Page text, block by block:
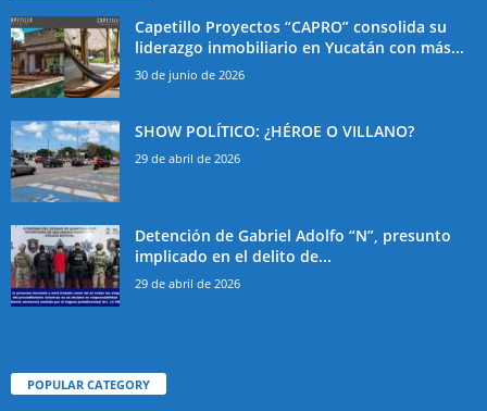
Capetillo Proyectos “CAPRO” consolida su
liderazgo inmobiliario en Yucatán con más...
30 de junio de 2026
SHOW POLÍTICO: ¿HÉROE O VILLANO?
29 de abril de 2026
Detención de Gabriel Adolfo “N”, presunto
implicado en el delito de...
29 de abril de 2026
POPULAR CATEGORY